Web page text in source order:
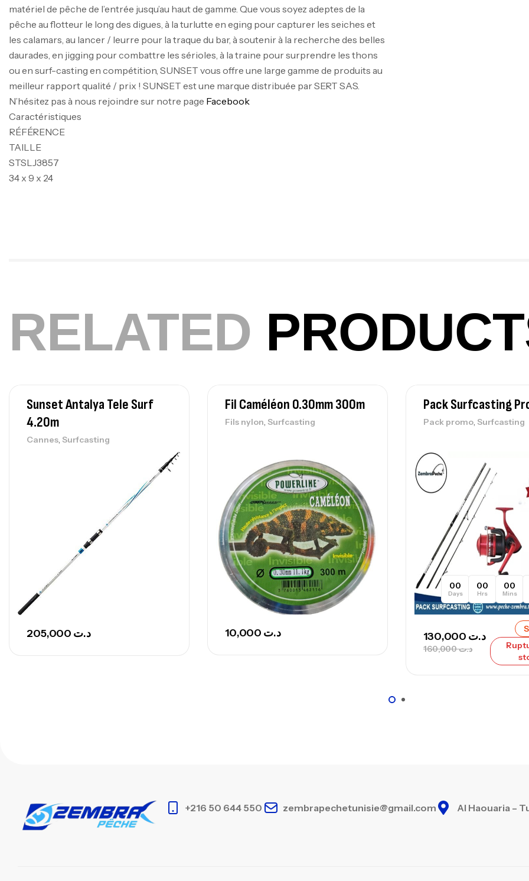
matériel de pêche de l’entrée jusqu’au haut de gamme. Que vous soyez adeptes de la
pêche au flotteur le long des digues, à la turlutte en eging pour capturer les seiches et
les calamars, au lancer / leurre pour la traque du bar, à soutenir à la recherche des belles
daurades, en jigging pour combattre les sérioles, à la traine pour surprendre les thons
ou en surf-casting en compétition, SUNSET vous offre une large gamme de produits au
meilleur rapport qualité / prix ! SUNSET est une marque distribuée par SERT SAS.
N’hésitez pas à nous rejoindre sur notre page Facebook
Caractéristiques
RÉFÉRENCE
TAILLE
STSLJ3857
34 x 9 x 24
–
RELATED
Sunset Antalya Tele Surf
4.20m
Cannes, Surfcasting
د.ت
Fil Caméléon 0.30mm 300m
Fils nylon, Surfcasting
د.ت
Pack Surfcasting
Pack promo, Surfcasting
00
Days
00
Hrs
00
Mins
د.ت160,000
د.ت
+216 50 644 550 zembrapechetunisie@gmail.com Al Haouaria –